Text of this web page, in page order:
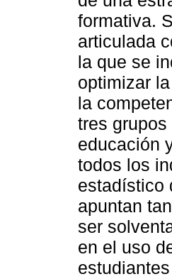
formativa.
articulada
la que se
optimizar
la
tres
educación
todos los
estadístico
apuntan
ser
en el uso